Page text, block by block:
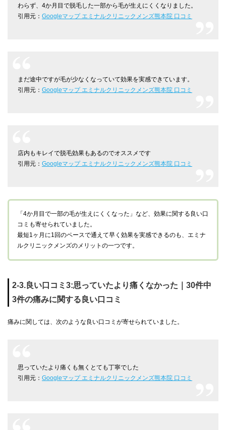
わらず、4か月目で脱毛した一部から毛が生えにくくなりました。
引用元： Googleマップ エミナルクリニックメンズ熊本院 口コミ
まだ途中ですが毛が少なくなっていて効果を実感できています。
引用元： Googleマップ エミナルクリニックメンズ熊本院 口コミ
店内もキレイで脱毛効果もあるのでオススメです
引用元： Googleマップ エミナルクリニックメンズ熊本院 口コミ
「4か月目で一部の毛が生えにくくなった」など、効果に関する良い口
コミも寄せられていました。
最短1ヶ月に1回のペースで通えて早く効果を実感できるのも、エミナ
ルクリニックメンズのメリットの一つです。
2-3.良い口コミ3:思っていたより痛くなかった｜30件中
3件の痛みに関する良い口コミ
痛みに関しては、次のような良い口コミが寄せられていました。
思っていたより痛くも無くとても丁寧でした
引用元： Googleマップ エミナルクリニックメンズ熊本院 口コミ